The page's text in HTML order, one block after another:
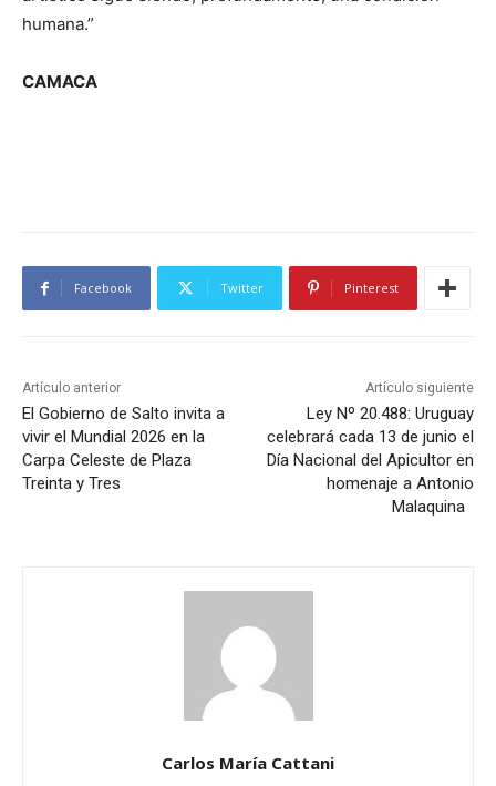
humana.”
CAMACA
Facebook Twitter Pinterest
Artículo anterior
El Gobierno de Salto invita a
vivir el Mundial 2026 en la
Carpa Celeste de Plaza
Treinta y Tres
Artículo siguiente
Ley Nº 20.488: Uruguay
celebrará cada 13 de junio el
Día Nacional del Apicultor en
homenaje a Antonio
Malaquina
Carlos María Cattani